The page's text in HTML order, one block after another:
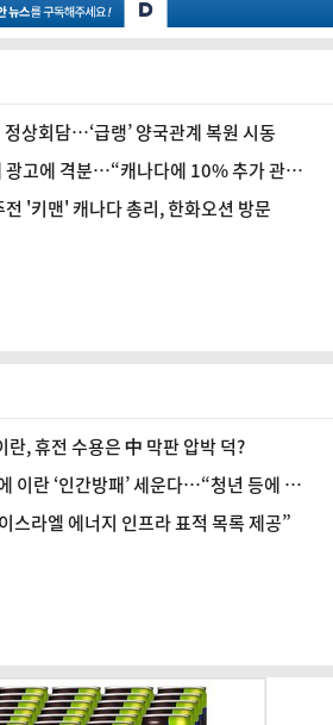
상회담…‘급랭’ 양국관계 복원 시동
광고에 격분…“캐나다에 10% 추가 관
'키맨' 캐나다 총리, 한화오션 방문
란, 휴전 수용은 中 막판 압박 덕?
이란 ‘인간방패’ 세운다…“청년 등에 발
스라엘 에너지 인프라 표적 목록 제공”